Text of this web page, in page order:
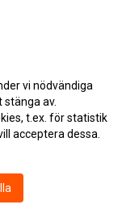
vi nödvändiga
av.
t.ex. för statistik
acceptera dessa.